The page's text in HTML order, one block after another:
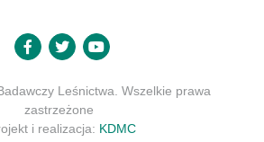
Leśnictwa. Wszelkie prawa
zastrzeżone
i realizacja: KDMC